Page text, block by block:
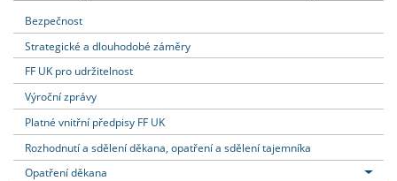
Bezpečnost
Strategické a dlouhodobé záměry
FF UK pro udržitelnost
Výroční zprávy
Platné vnitřní předpisy FF UK
Rozhodnutí a sdělení děkana, opatření a sdělení tajemníka
Opatření děkana